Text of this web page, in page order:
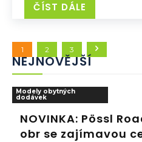
ČÍST DÁLE
1 2 3
NEJNOVĚJŠÍ
Modely obytných
dodávek
NOVINKA: Pössl
obr se zajímavou